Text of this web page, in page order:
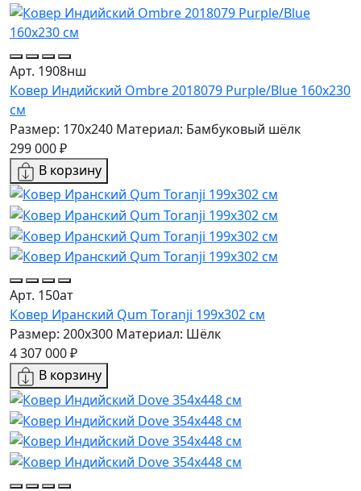
Арт. 1908нш
Ковер Индийский Ombre 2018079 Purple/Blue 160x230
см
Размер: 170x240 Материал: Бамбуковый шёлк
299 000 ₽
В корзину
Арт. 150ат
Ковер Иранский Qum Toranji 199x302 см
Размер: 200x300 Материал: Шёлк
4 307 000 ₽
В корзину